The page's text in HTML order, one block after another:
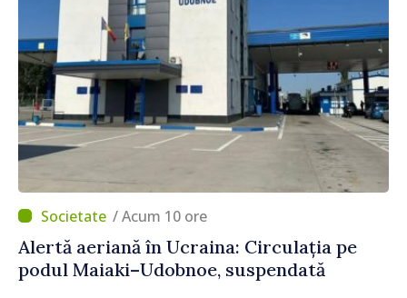
/ Acum 10 ore
Alertă aeriană în Ucraina: Circulația pe
podul Maiaki–Udobnoe, suspendată